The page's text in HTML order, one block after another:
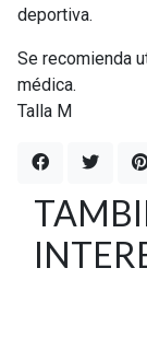
deportiva.
Se recomienda
médica.
Talla M